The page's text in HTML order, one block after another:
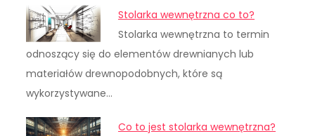
Stolarka wewnętrzna co to?
Stolarka wewnętrzna to termin
odnoszący się do elementów drewnianych lub
materiałów drewnopodobnych, które są
wykorzystywane…
Co to jest stolarka wewnętrzna?